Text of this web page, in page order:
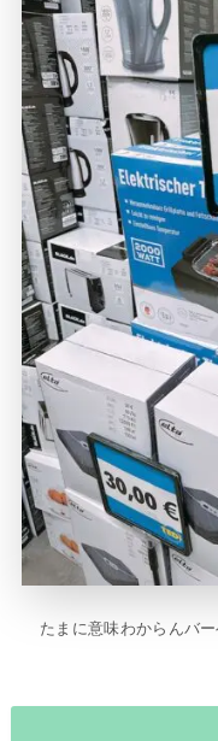
たまに意味わからんバ